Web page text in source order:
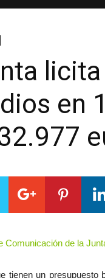
en
Comunicación de la
tienen un